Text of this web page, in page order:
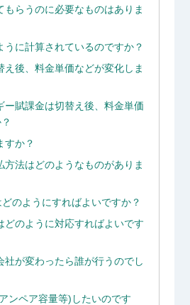
もらうのに必要なものはありま
うに計算されているのですか？
え後、料金単価などが変化しま
ー賦課金は切替え後、料金単価
すか？
方法はどのようなものがありま
のようにすればよいですか？
どのように対応すればよいです
社が変わったら誰が行うのでし
ンペア容量等)したいのです